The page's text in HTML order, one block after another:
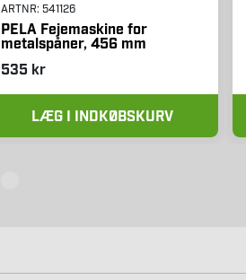
ARTNR: 541126
PELA Fejemaskine for
metalspåner, 456 mm
535 kr
LÆG I INDKØBSKURV